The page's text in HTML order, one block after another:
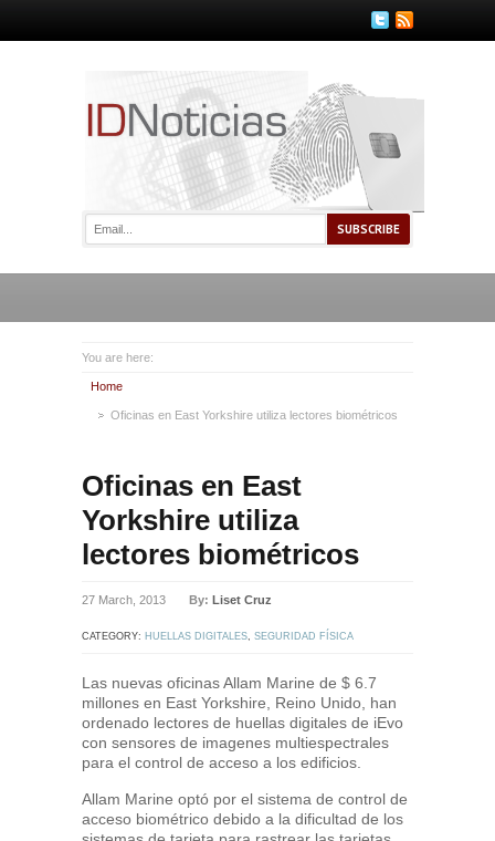
You are here:
Home
Oficinas en East Yorkshire utiliza lectores biométricos
Oficinas en East
Yorkshire utiliza
lectores biométricos
27 March, 2013 By: Liset Cruz
CATEGORY: HUELLAS DIGITALES, SEGURIDAD FÍSICA
Las nuevas oficinas Allam Marine de $ 6.7
millones en East Yorkshire, Reino Unido, han
ordenado lectores de huellas digitales de iEvo
con sensores de imagenes multiespectrales
para el control de acceso a los edificios.
Allam Marine optó por el sistema de control de
acceso biométrico debido a la dificultad de los